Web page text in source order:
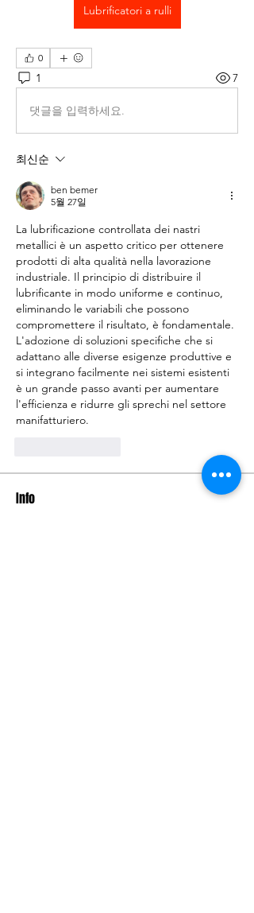
Lubrificatori a rulli
0
1 7
댓글을 입력하세요.
최신순
ben bemer
5월 27일
La lubrificazione controllata dei nastri
metallici è un aspetto critico per ottenere
prodotti di alta qualità nella lavorazione
industriale. Il principio di distribuire il
lubrificante in modo uniforme e continuo,
eliminando le variabili che possono
compromettere il risultato, è fondamentale.
L'adozione di soluzioni specifiche che si
adattano alle diverse esigenze produttive e
si integrano facilmente nei sistemi esistenti
è un grande passo avanti per aumentare
l'efficienza e ridurre gli sprechi nel settore
manifatturiero.
Info